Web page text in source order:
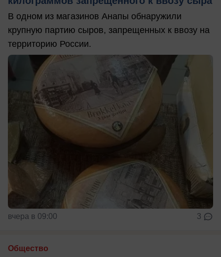
В одном из магазинов Анапы обнаружили
крупную партию сыров, запрещенных к ввозу на
территорию России.
вчера в 09:00 3
Общество